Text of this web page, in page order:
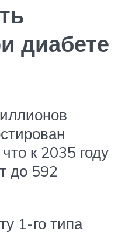
диабете
к 2035 году
до 592
1-го типа